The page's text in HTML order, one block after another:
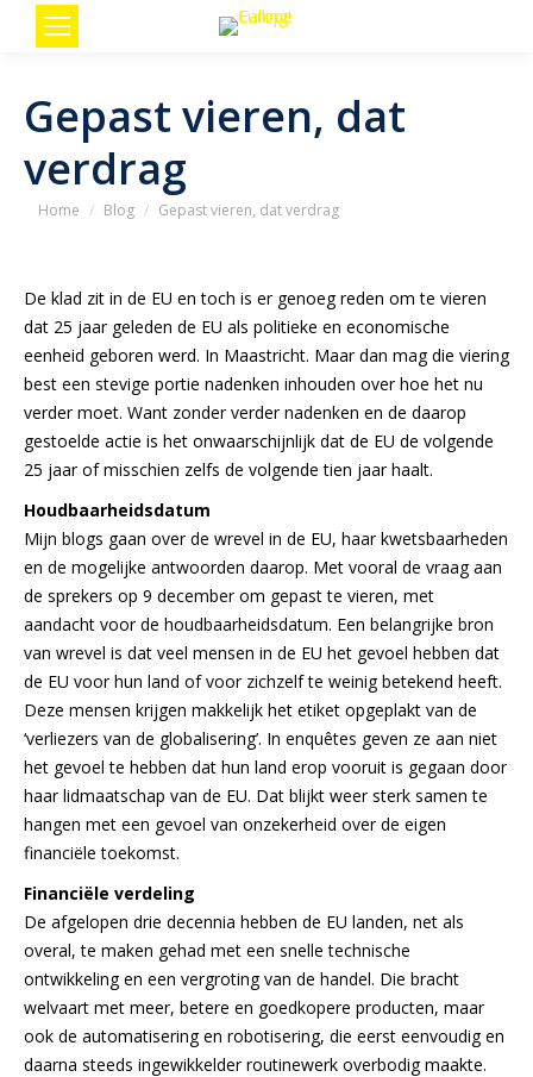
Gepast vieren, dat
verdrag
Je bent hier:
Home Blog Gepast vieren, dat verdrag
De klad zit in de EU en toch is er genoeg reden om te vieren
dat 25 jaar geleden de EU als politieke en economische
eenheid geboren werd. In Maastricht. Maar dan mag die viering
best een stevige portie nadenken inhouden over hoe het nu
verder moet. Want zonder verder nadenken en de daarop
gestoelde actie is het onwaarschijnlijk dat de EU de volgende
25 jaar of misschien zelfs de volgende tien jaar haalt.
Houdbaarheidsdatum
Mijn blogs gaan over de wrevel in de EU, haar kwetsbaarheden
en de mogelijke antwoorden daarop. Met vooral de vraag aan
de sprekers op 9 december om gepast te vieren, met
aandacht voor de houdbaarheidsdatum. Een belangrijke bron
van wrevel is dat veel mensen in de EU het gevoel hebben dat
de EU voor hun land of voor zichzelf te weinig betekend heeft.
Deze mensen krijgen makkelijk het etiket opgeplakt van de
‘verliezers van de globalisering’. In enquêtes geven ze aan niet
het gevoel te hebben dat hun land erop vooruit is gegaan door
haar lidmaatschap van de EU. Dat blijkt weer sterk samen te
hangen met een gevoel van onzekerheid over de eigen
financiële toekomst.
Financiële verdeling
De afgelopen drie decennia hebben de EU landen, net als
overal, te maken gehad met een snelle technische
ontwikkeling en een vergroting van de handel. Die bracht
welvaart met meer, betere en goedkopere producten, maar
ook de automatisering en robotisering, die eerst eenvoudig en
daarna steeds ingewikkelder routinewerk overbodig maakte.